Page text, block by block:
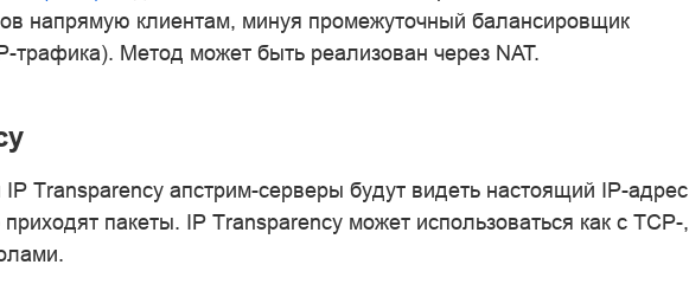
напрямую клиентам, минуя промежуточный балансировщик
трафика). Метод может быть реализован через NAT.
Transparency апстрим-серверы будут видеть настоящий IP-адрес
приходят пакеты. IP Transparency может использоваться как с TCP-,